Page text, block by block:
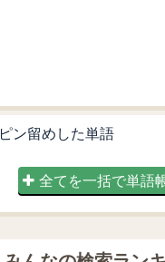
ピン留めした単語
全てを一括で単語